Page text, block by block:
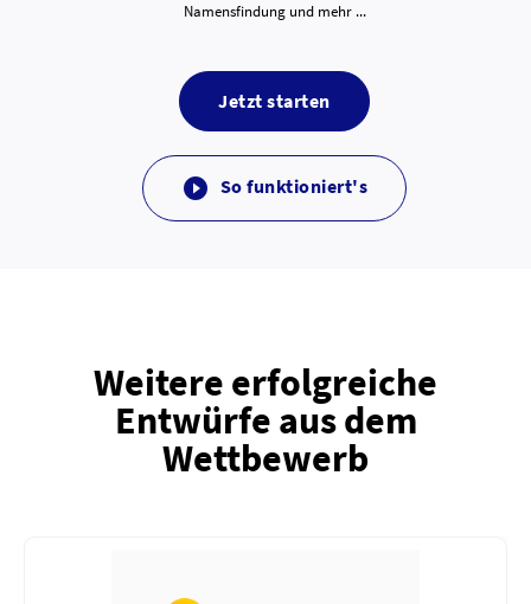
Namensfindung und mehr ...
Jetzt starten
 So funktioniert's
Weitere erfolgreiche
Entwürfe aus dem
Wettbewerb